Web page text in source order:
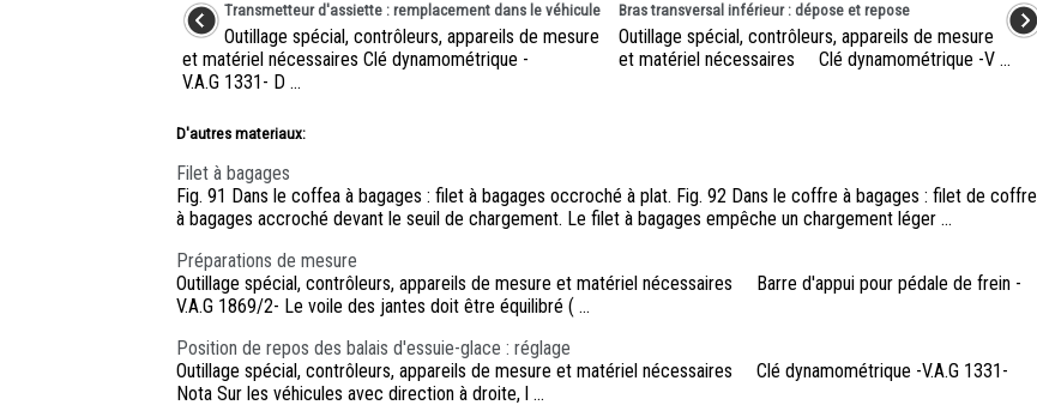
Transmetteur d'assiette : remplacement dans le véhicule
Outillage spécial, contrôleurs, appareils de mesure
et matériel nécessaires Clé dynamométrique -
V.A.G 1331- D ...
Bras transversal inférieur : dépose et repose
Outillage spécial, contrôleurs, appareils de mesure
et matériel nécessaires Clé dynamométrique -V ...
D'autres materiaux:
Filet à bagages
Fig. 91 Dans le coffea à bagages : filet à bagages occroché à plat. Fig. 92 Dans le coffre à bagages : filet de coffre
à bagages accroché devant le seuil de chargement. Le filet à bagages empêche un chargement léger ...
Préparations de mesure
Outillage spécial, contrôleurs, appareils de mesure et matériel nécessaires Barre d'appui pour pédale de frein -
V.A.G 1869/2- Le voile des jantes doit être équilibré ( ...
Position de repos des balais d'essuie-glace : réglage
Outillage spécial, contrôleurs, appareils de mesure et matériel nécessaires Clé dynamométrique -V.A.G 1331-
Nota Sur les véhicules avec direction à droite, l ...